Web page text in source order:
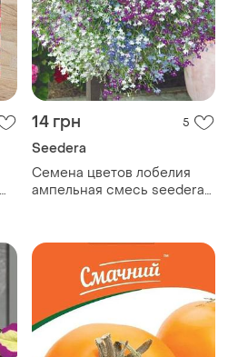
14 грн 5
Seedera
Семена цветов лобелия
ампельная смесь seedera